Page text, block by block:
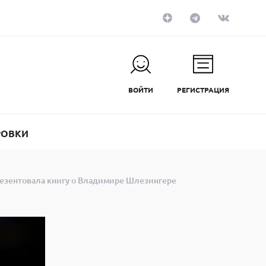
ВОЙТИ РЕГИСТРАЦИЯ
книгу о Владимире Шлезингере